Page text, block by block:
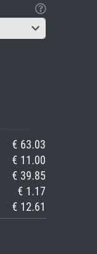
€ 63.03
€ 11.00
€ 39.85
€ 1.17
€ 12.61